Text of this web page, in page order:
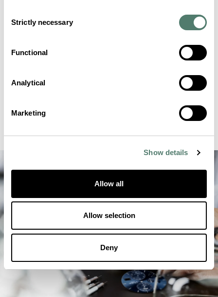
Selection
Strictly necessary
Functional
Analytical
Marketing
Show details
Allow all
Allow selection
Deny